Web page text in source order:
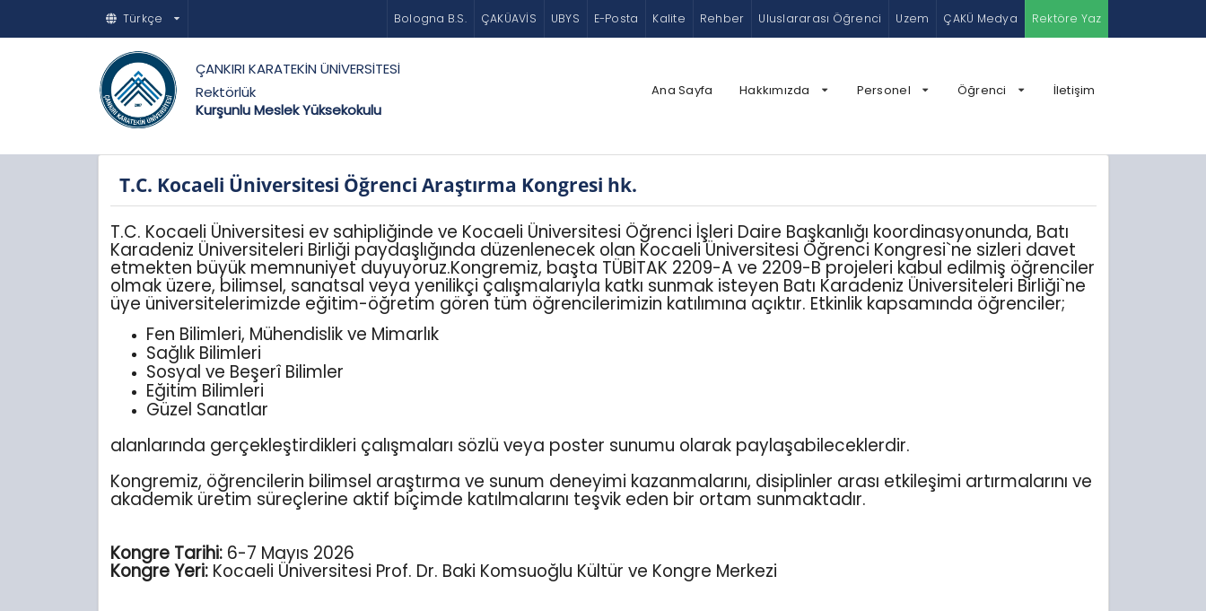
Türkçe Bologna B.S. ÇAKÜAVİS UBYS E-Posta Kalite Rehber Uluslararası Öğrenci Uzem ÇAKÜ Medya Rektöre Yaz
ÇANKIRI KARATEKİN ÜNİVERSİTESİ
Rektörlük
Kurşunlu Meslek Yüksekokulu
Ana Sayfa Hakkımızda Personel Öğrenci İletişim
T.C. Kocaeli Üniversitesi Öğrenci Araştırma Kongresi hk.
T.C. Kocaeli Üniversitesi ev sahipliğinde ve Kocaeli Üniversitesi Öğrenci İşleri Daire Başkanlığı koordinasyonunda, Batı
Karadeniz Üniversiteleri Birliği paydaşlığında düzenlenecek olan Kocaeli Üniversitesi Öğrenci Kongresi`ne sizleri davet
etmekten büyük memnuniyet duyuyoruz.Kongremiz, başta TÜBİTAK 2209-A ve 2209-B projeleri kabul edilmiş öğrenciler
olmak üzere, bilimsel, sanatsal veya yenilikçi çalışmalarıyla katkı sunmak isteyen Batı Karadeniz Üniversiteleri Birliği`ne
üye üniversitelerimizde eğitim-öğretim gören tüm öğrencilerimizin katılımına açıktır. Etkinlik kapsamında öğrenciler;
Fen Bilimleri, Mühendislik ve Mimarlık
Sağlık Bilimleri
Sosyal ve Beşerî Bilimler
Eğitim Bilimleri
Güzel Sanatlar
alanlarında gerçekleştirdikleri çalışmaları sözlü veya poster sunumu olarak paylaşabileceklerdir.
Kongremiz, öğrencilerin bilimsel araştırma ve sunum deneyimi kazanmalarını, disiplinler arası etkileşimi artırmalarını ve
akademik üretim süreçlerine aktif biçimde katılmalarını teşvik eden bir ortam sunmaktadır.
Kongre Tarihi:6-7 Mayıs 2026
Kongre Yeri:Kocaeli Üniversitesi Prof. Dr. Baki Komsuoğlu Kültür ve Kongre Merkezi